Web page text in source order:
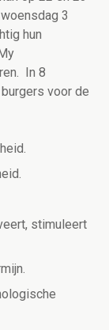
3
hun
In 8
voor de
stimuleert